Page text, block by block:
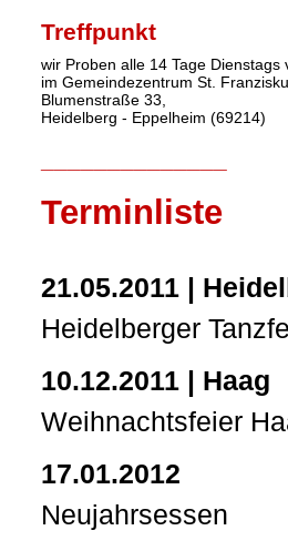
Treffpunkt
wir Proben alle 14 Tage Dienstags
im Gemeindezentrum St.
Blumenstraße 33
Heidelberg - Eppelheim (69214)
Terminliste
21.05.2011 |
Heidelberger
10.12.2011 | Haag
Weihnachtsfeier
17.01.2012
Neujahrsessen